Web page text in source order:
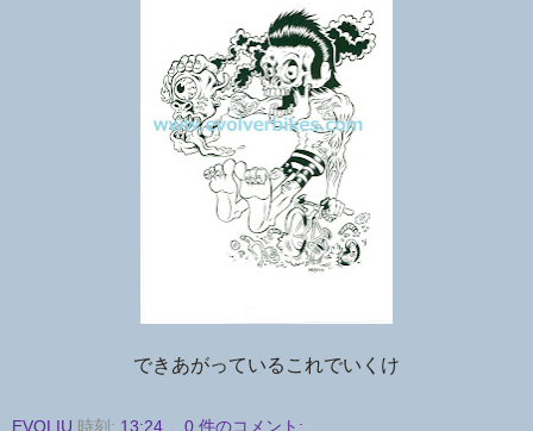
できあがっているこれでいくけ
EVOLIU 時刻: 13:24 0 件のコメント: